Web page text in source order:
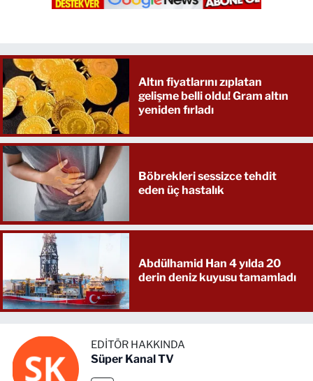
Altın fiyatlarını zıplatan
gelişme belli oldu! Gram altın
yeniden fırladı
Böbrekleri sessizce tehdit
eden üç hastalık
Abdülhamid Han 4 yılda 20
derin deniz kuyusu tamamladı
EDITÖR HAKKINDA
Süper Kanal TV